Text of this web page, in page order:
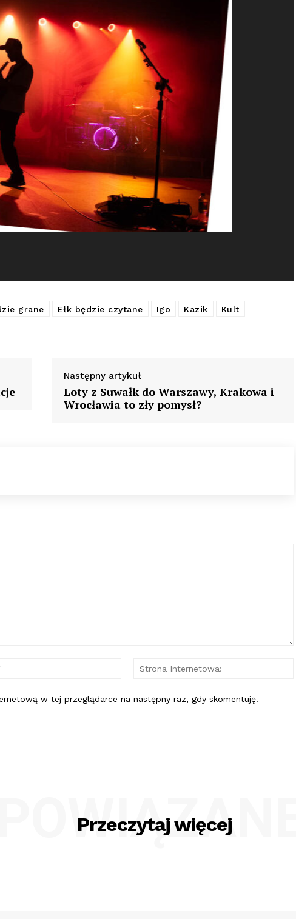
grane Ełk będzie czytane Igo Kazik
Kult
Następny artykuł
Loty z Suwałk do Warszawy, Krakowa i
Wrocławia to zły pomysł?
w tej przeglądarce na następny raz, gdy skomentuję.
Przeczytaj więcej
POWIĄZANE